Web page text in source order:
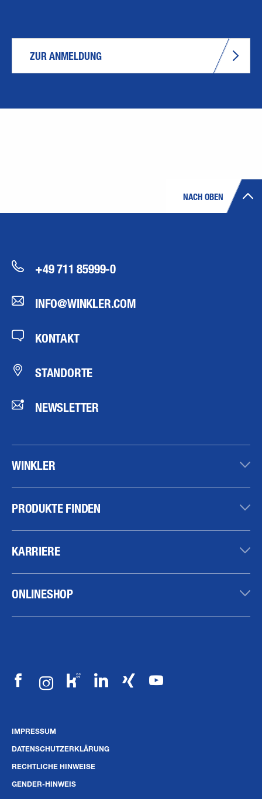
ZUR ANMELDUNG
NACH OBEN
+49 711 85999-0
INFO@WINKLER.COM
KONTAKT
STANDORTE
NEWSLETTER
WINKLER
PRODUKTE FINDEN
KARRIERE
ONLINESHOP
IMPRESSUM
DATENSCHUTZERKLÄRUNG
RECHTLICHE HINWEISE
GENDER-HINWEIS